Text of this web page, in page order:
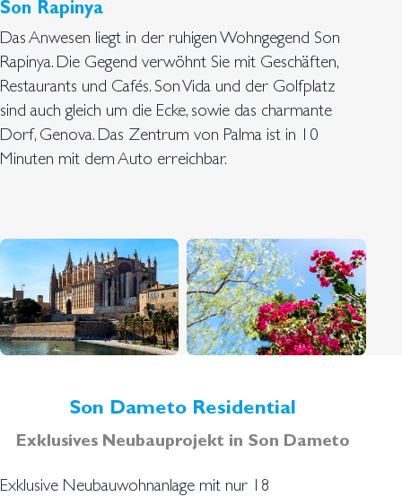
Son Rapinya
Das Anwesen liegt in der ruhigen Wohngegend Son
Rapinya. Die Gegend verwöhnt Sie mit Geschäften,
Restaurants und Cafés. Son Vida und der Golfplatz
sind auch gleich um die Ecke, sowie das charmante
Dorf, Genova. Das Zentrum von Palma ist in 10
Minuten mit dem Auto erreichbar.
Son Dameto Residential
Exklusives Neubauprojekt in Son Dameto
Exklusive Neubauwohnanlage mit nur 18